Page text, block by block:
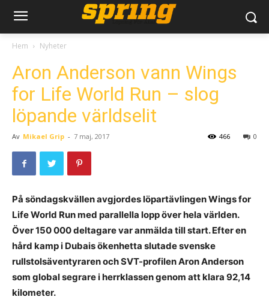
Hem Nyheter
Aron Anderson vann Wings
for Life World Run – slog
löpande världselit
Av Mikael Grip - 7 maj, 2017 0
466
På söndagskvällen avgjordes löpartävlingen Wings for
Life World Run med parallella lopp över hela världen.
Över 150 000 deltagare var anmälda till start. Efter en
hård kamp i Dubais ökenhetta slutade svenske
rullstolsäventyraren och SVT-profilen Aron Anderson
som global segrare i herrklassen genom att klara 92,14
kilometer.